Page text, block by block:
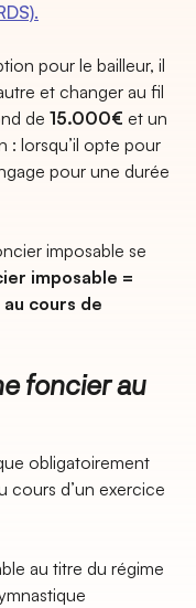
pour le bailleur, il
et changer au fil
de 15.000€ et un
: lorsqu’il opte pour
pour une durée
imposable se
imposable =
cours de
foncier au
obligatoirement
cours d’un exercice
au titre du régime